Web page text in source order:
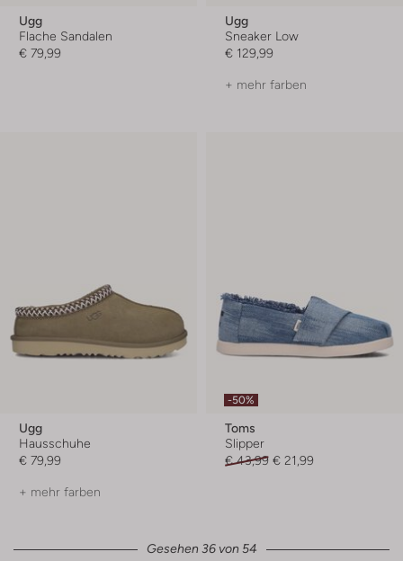
Ugg
Flache Sandalen
€ 79,99
Ugg
Sneaker Low
€ 129,99
+ mehr farben
Ugg
Hausschuhe
€ 79,99
+ mehr farben
-50%
Toms
Slipper
€ 43,99 € 21,99
Gesehen 36 von 54